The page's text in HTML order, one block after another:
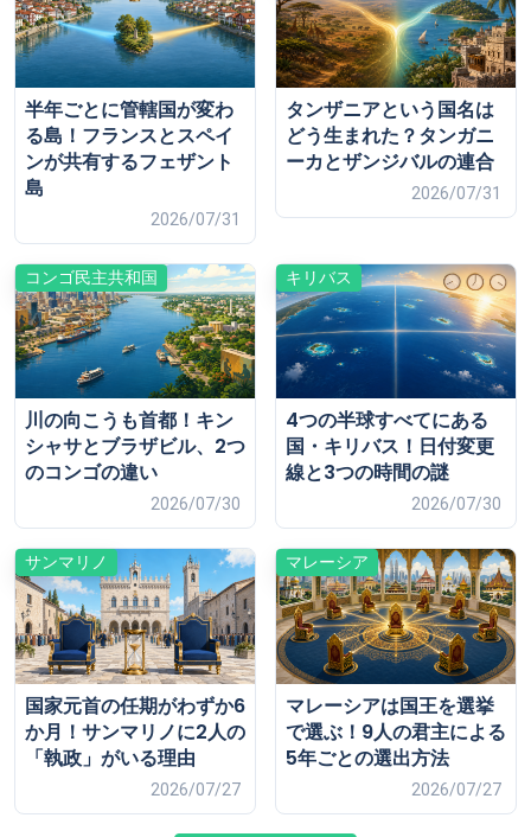
半年ごとに管轄国が変わ
る島！フランスとスペイ
ンが共有するフェザント
島
2026/07/31
タンザニアという国名は
どう生まれた？タンガニ
ーカとザンジバルの連合
2026/07/31
コンゴ民主共和国
川の向こうも首都！キン
シャサとブラザビル、2つ
のコンゴの違い
2026/07/30
キリバス
4つの半球すべてにある
国・キリバス！日付変更
線と3つの時間の謎
2026/07/30
サンマリノ
国家元首の任期がわずか6
か月！サンマリノに2人の
「執政」がいる理由
2026/07/27
マレーシア
マレーシアは国王を選挙
で選ぶ！9人の君主による
5年ごとの選出方法
2026/07/27